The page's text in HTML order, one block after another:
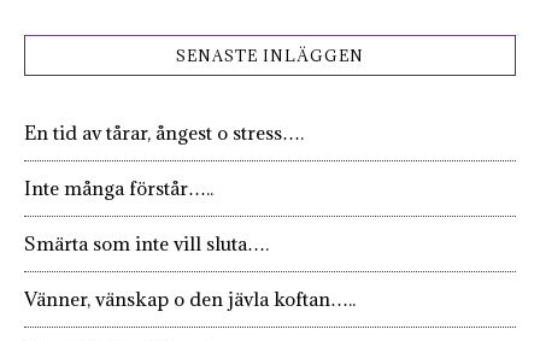
SENASTE INLÄGGEN
En tid av tårar, ångest o stress….
Inte många förstår…..
Smärta som inte vill sluta….
Vänner, vänskap o den jävla koftan…..